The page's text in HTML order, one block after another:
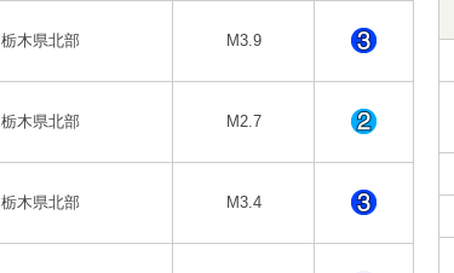
栃木県北部 M3.9
栃木県北部 M2.7
栃木県北部 M3.4